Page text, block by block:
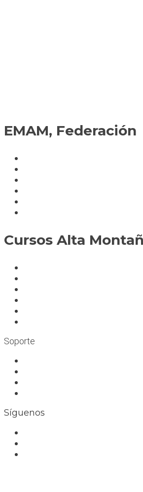
EMAM, Federación
Cursos Alta
Soporte
Síguenos